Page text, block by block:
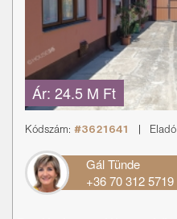
Ár: 24.5 M Ft
Kódszám: #3621641 Eladó
Gál Tünde
+36 70 312 5719